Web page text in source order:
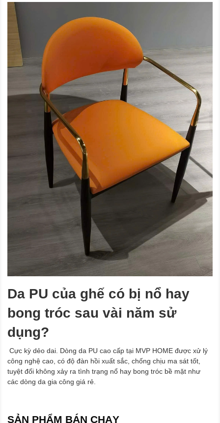
Da PU của ghế có bị nổ hay
bong tróc sau vài năm sử
dụng?
Cực kỳ dẻo dai. Dòng da PU cao cấp tại MVP HOME được xử lý
công nghệ cao, có độ đàn hồi xuất sắc, chống chịu ma sát tốt,
tuyệt đối không xảy ra tình trạng nổ hay bong tróc bề mặt như
các dòng da gia công giá rẻ.
SẢN PHẨM BÁN CHẠY